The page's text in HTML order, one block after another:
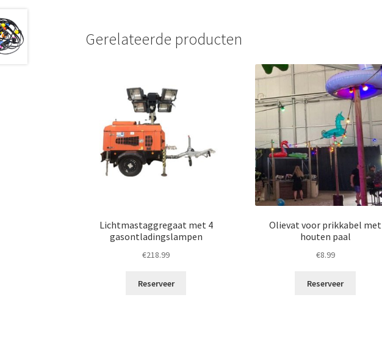
Gerelateerde producten
Lichtmastaggregaat met 4
gasontladingslampen
€218.99
Reserveer
Olievat voor prikkabel met
houten paal
€8.99
Reserveer